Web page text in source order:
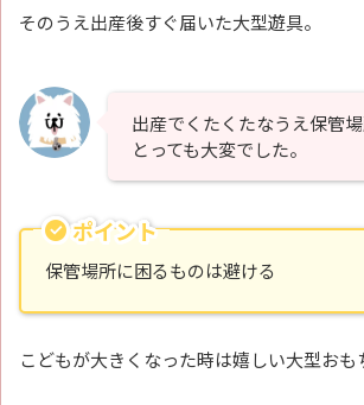
そのうえ出産後すぐ届いた大型遊具。
出産でくたくたなうえ保管
とっても大変でした。
ポイント
保管場所に困るものは避ける
こどもが大きくなった時は嬉しい大型おも